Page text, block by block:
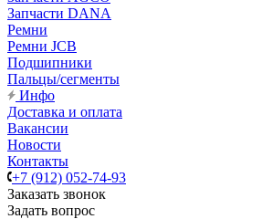
Запчасти DANA
Ремни
Ремни JCB
Подшипники
Пальцы/сегменты
Инфо
Доставка и оплата
Вакансии
Новости
Контакты
+7 (912) 052-74-93
Заказать звонок
Задать вопрос